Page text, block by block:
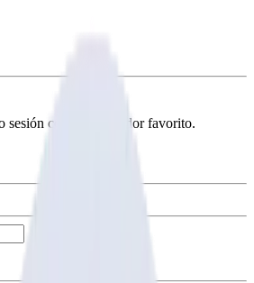
sesión con tu proveedor favorito.